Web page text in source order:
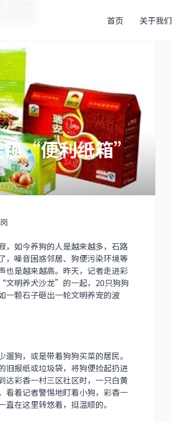
首页 关于我们
锁“便利纸箱”
，如今养狗的人是越来越多，石路
噪音困惑邻居、狗便污染环境等
是越来越高。昨天，记者走进彩
文明养犬沙龙”的一起，20只狗狗
颗石子砸出一轮文明养宠的波
狗，或是带着狗狗买菜的居民。
旧报纸或垃圾袋，将狗便捡起扔进
达彩香一村三区社区时，一只白黄
看着记者警惕地盯着小狗，彩香一
在这里转悠着，挺温顺的。